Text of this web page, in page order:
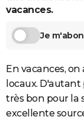
CARTE DE VOEUX
Carte de Noël
Carte Bonne année
Carte Saint-Valentin
Carte Pâques
Carte d'anniversaire
DICTIONNAIRE
COPAINS D'AVANT
S'inscrire
Se connecter
Lycées
Collèges
Primaires
Universités
Entreprises
Service militaire
Avis de recherche
AVIS DE DÉCÈS
vacances.
Je
En vacances,
locaux.
très bon pour la
excellente